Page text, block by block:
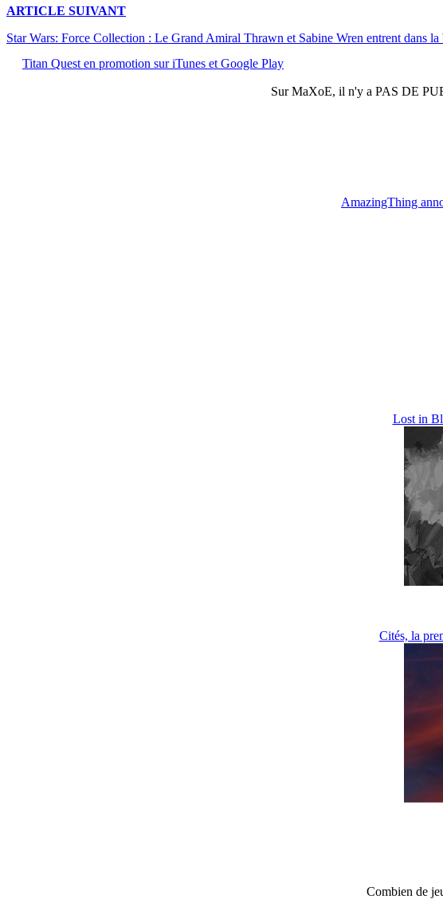
ARTICLE SUIVANT
Star Wars: Force Collection : Le Grand Amiral Thrawn et Sabine Wren entrent dans la
Titan Quest en promotion sur iTunes et Google Play
SurMaXoE, il n'y a PAS DE
AmazingThing
Lost in
Cités, la
Combien de